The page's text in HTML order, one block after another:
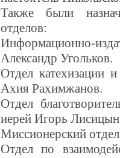
Также были
отделов:
Информационно-
Александр Угольков.
Отдел катехизации
Ахия Рахимжанов.
Отдел
иерей Игорь
Миссионерский
Отдел по